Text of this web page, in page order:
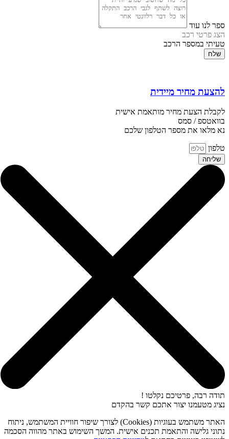
ספר לנו עוד
הצג פרטי רכב
טעיתי במספר הרכב
שלח
להצעת מחיר מיידית
לקבלת הצעת מחיר מותאמת אישית
בוואטספ / סמס
נא מלאו את מספר הטלפון שלכם
טלפון
שליחה
תודה רבה, פרטיכם נקלטו !
נציג מטעמנו יצור אתכם קשר בהקדם
האתר משתמש בעוגיות (Cookies) לצורך שיפור חוויית המשתמש, ניתוח
נתוני גלישה והתאמת תכנים אישית. המשך השימוש באתר מהווה הסכמה